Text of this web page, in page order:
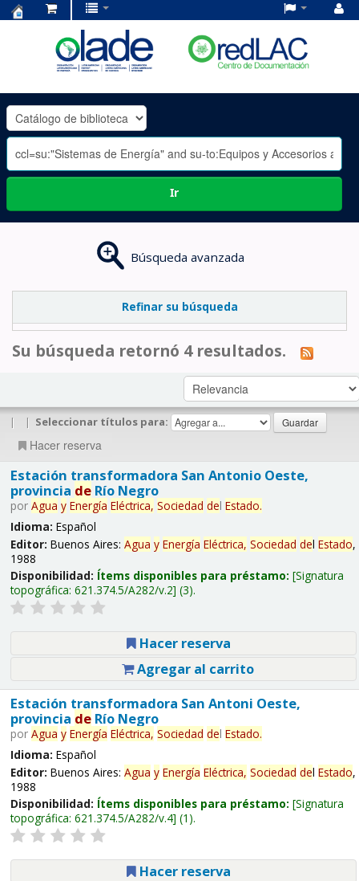
OLADE
-
Ir
Búsqueda avanzada
Refinar su búsqueda
Su búsqueda retornó 4 resultados.
| | Seleccionar títulos para:
Hacer reserva
Estación transformadora San Antonio Oeste,
provincia deRío Negro
por Agua y Energía Eléctrica, Sociedad del Estado.
Idioma: Español
Editor: Buenos Aires: Agua y Energía Eléctrica, Sociedad del Estado,
1988
Disponibilidad: Ítems disponibles para préstamo: Signatura
topográfica: 621.374.5/A282/v.2 (3).
Hacer reserva
Agregar al carrito
Estación transformadora San Antoni Oeste,
provincia deRío Negro
por Agua y Energía Eléctrica, Sociedad del Estado.
Idioma: Español
Editor: Buenos Aires: Agua y Energía Eléctrica, Sociedad del Estado,
1988
Disponibilidad: Ítems disponibles para préstamo: Signatura
topográfica: 621.374.5/A282/v.4 (1).
Hacer reserva